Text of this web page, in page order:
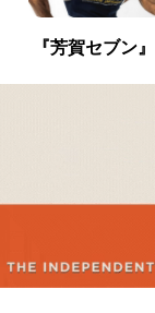
『芳賀セブン』